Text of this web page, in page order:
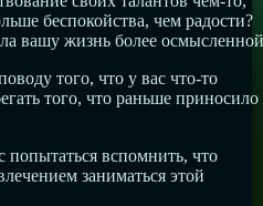
беспокойства, чем радости?
вашу жизнь более
того, что у вас что-то
того, что раньше приносило
вспомнить, что
заниматься этой